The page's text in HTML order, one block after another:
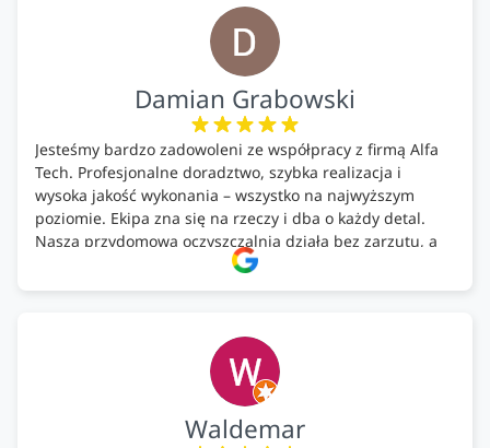
Damian Grabowski
Jesteśmy bardzo zadowoleni ze współpracy z firmą Alfa
Tech. Profesjonalne doradztwo, szybka realizacja i
wysoka jakość wykonania – wszystko na najwyższym
poziomie. Ekipa zna się na rzeczy i dba o każdy detal.
Nasza przydomowa oczyszczalnia działa bez zarzutu, a
całość została wykonana zgodnie z terminem i
ustaleniami. Z czystym sumieniem polecamy Alfa Tech
ekologicznych rozwiązań!🍀
Waldemar